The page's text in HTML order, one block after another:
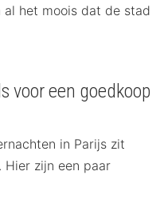
het moois dat de stad
voor een goedkoop
in Parijs zit
Hier zijn een paar